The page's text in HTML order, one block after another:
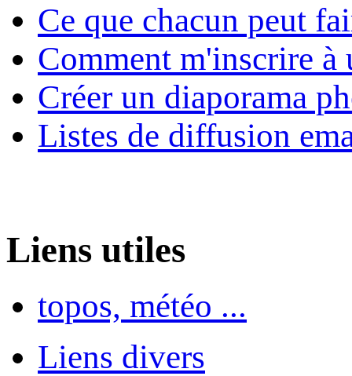
Ce que chacun peut
Comment m'inscrire à
Créer un diaporama
Listes de diffusion
Liens utiles
topos, météo ...
Liens divers